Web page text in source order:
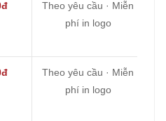
Theo yêu cầu · Miễn
phí in logo
Theo yêu cầu · Miễn
phí in logo